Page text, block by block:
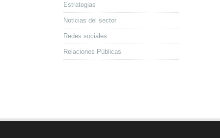
Estrategias
Noticias del sector
Redes sociales
Relaciones Públicas